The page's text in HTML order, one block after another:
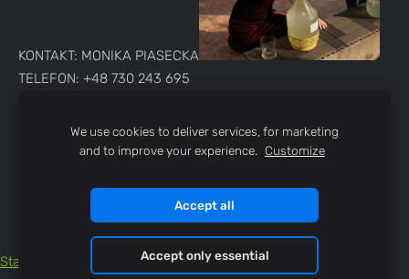
KONTAKT: MONIKA PIASECKA
TELEFON: +48 730 243 695
Najlepsze warsztaty w destylarni olejków eterycznych i
Statystyki zbiorcze na stronę
We use cookies to deliver services, for marketing
and to improve your experience. Customize
Accept all
Accept only essential